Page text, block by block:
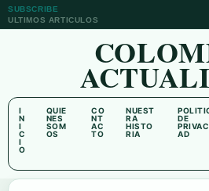
SUBSCRIBE
ULTIMOS ARTICULOS
I
N
I
C
I
O
QUIE
NES
SOM
OS
CO
NT
AC
TO
NUEST
RA
HISTO
RIA
DE
AD